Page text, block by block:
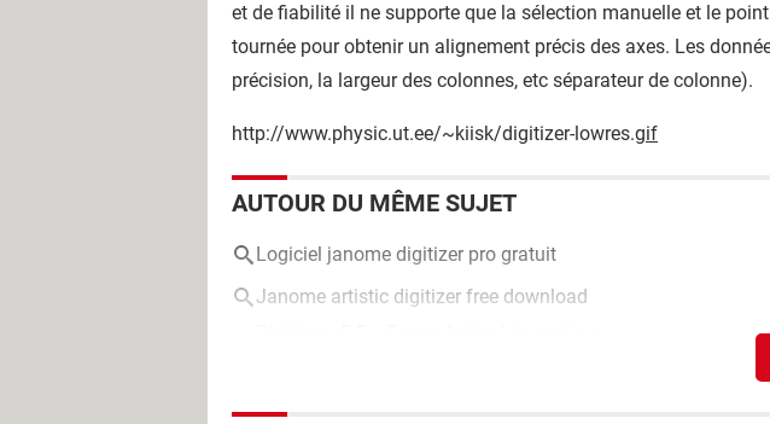
et de fiabilité il ne supporte que la sélection manuelle et le
tournée pour obtenir un alignement précis des axes. Les
précision, la largeur des colonnes, etc séparateur de colonne).
http://www.physic.ut.ee/~kiisk/digitizer-lowres.gif
AUTOUR DU MÊME SUJET
Logiciel janome digitizer pro gratuit
Janome artistic digitizer free download